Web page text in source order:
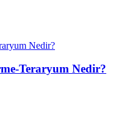
Teraryum Nedir?